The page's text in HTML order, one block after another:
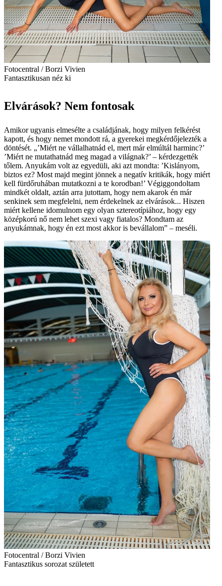
Fotocentral / Borzi Vivien
Fantasztikusan néz ki
Elvárások? Nem fontosak
Amikor ugyanis elmesélte a családjának, hogy milyen felkérést
kapott, és hogy nemet mondott rá, a gyerekei megkérdőjelezték a
döntését. „’Miért ne vállalhatnád el, mert már elmúltál harminc?’
’Miért ne mutathatnád meg magad a világnak?’ – kérdezgették
tőlem. Anyukám volt az egyedüli, aki azt mondta: ’Kislányom,
biztos ez? Most majd megint jönnek a negatív kritikák, hogy miért
kell fürdőruhában mutatkozni a te korodban!’ Végiggondoltam
mindkét oldalt, aztán arra jutottam, hogy nem akarok én már
senkinek sem megfelelni, nem érdekelnek az elvárások... Hiszen
miért kellene idomulnom egy olyan sztereotípiához, hogy egy
középkorú nő nem lehet szexi vagy fiatalos? Mondtam az
anyukámnak, hogy én ezt most akkor is bevállalom” – meséli.
Fotocentral / Borzi Vivien
Fantasztikus sorozat született